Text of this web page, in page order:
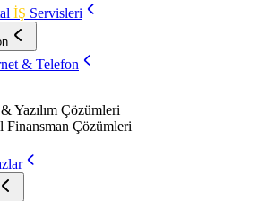
İŞ Servisleri
& Telefon
Yazılım Çözümleri
Finansman Çözümleri